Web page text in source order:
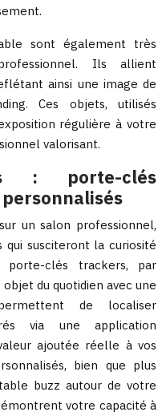
sont également très
Ils allient
ainsi une image de
Ces objets, utilisés
régulière à votre
valorisant.
: porte-clés
un salon professionnel,
qui susciteront la curiosité
porte-clés trackers, par
du quotidien avec une
de localiser
via une application
ajoutée réelle à vos
bien que plus
buzz autour de votre
votre capacité à